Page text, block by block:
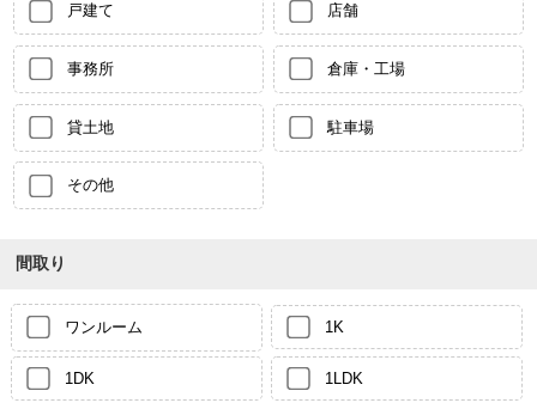
戸建て 店舗
事務所 倉庫・工場
貸土地 駐車場
その他
間取り
ワンルーム 1K
1DK 1LDK